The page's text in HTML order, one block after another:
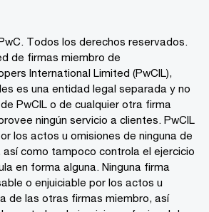
Todos los derechos reservados.
de firmas miembro de
International Limited (PwCIL),
es una entidad legal separada y no
PwCIL o de cualquier otra firma
ningún servicio a clientes. PwCIL
los actos u omisiones de ninguna de
como tampoco controla el ejercicio
en forma alguna. Ninguna firma
o enjuiciable por los actos u
de las otras firmas miembro, así